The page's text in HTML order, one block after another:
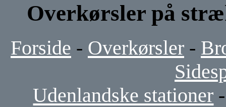
Overkørsler på
Forside - Overkørsler -
Udenlandske stationer